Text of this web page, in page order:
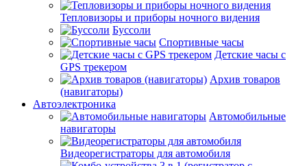
Тепловизоры и приборы ночного видения
Буссоли
Спортивные часы
Детские часы с
GPS трекером
Архив товаров
(навигаторы)
Автоэлектроника
Автомобильные
навигаторы
Видеорегистраторы для автомобиля